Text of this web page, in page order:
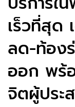
เร็วที่สุด
ลด-ท้อง
ออก พร้
จิตผู้ประ